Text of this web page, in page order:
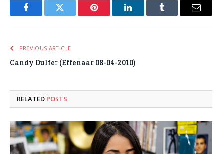
FacebookTwitter Pinterest LinkedInTumblr Email
PREVIOUS ARTICLE
Candy Dulfer (Effenaar 08-04-2010)
RELATED POSTS